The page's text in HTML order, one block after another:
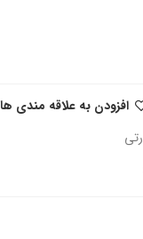
افزودن به علاقه مندی ها